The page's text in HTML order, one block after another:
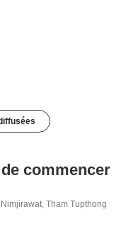
commencer
,Tham Tupthong